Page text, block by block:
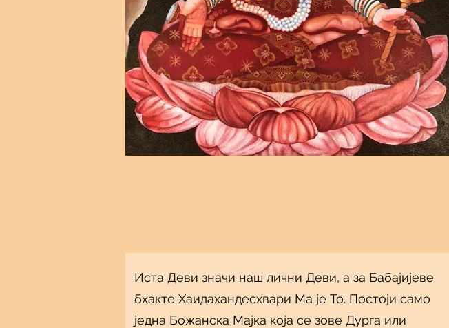
Иста Деви значи наш лични Деви, а за Бабајијеве
бхакте Хаидахандесхвари Ма је То. Постоји само
једна Божанска Мајка која се зове Дурга или